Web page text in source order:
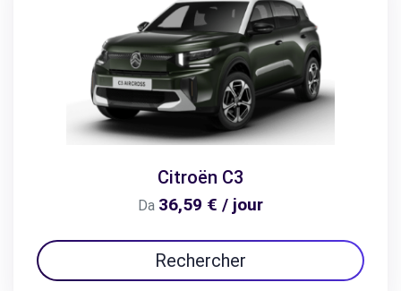
Citroën C3
Da 36,59 € / jour
Rechercher